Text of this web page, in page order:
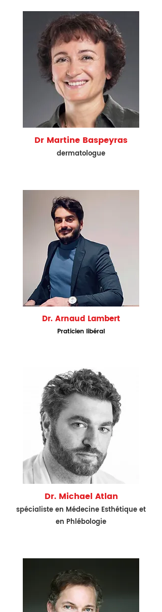
Dr Martine Baspeyras
dermatologue
Dr. Arnaud Lambert
Praticien libéral
Dr. Michael Atlan
spécialiste en Médecine Esthétique et
en Phlébologie